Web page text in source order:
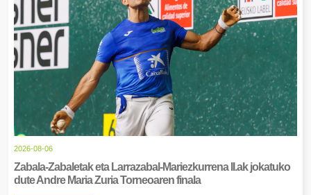
2026-08-06
Zabala-Zabaletak eta Larrazabal-Mariezkurrena II.ak jokatuko
dute Andre Maria Zuria Torneoaren finala